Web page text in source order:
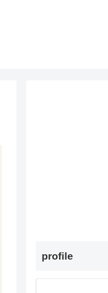
profile